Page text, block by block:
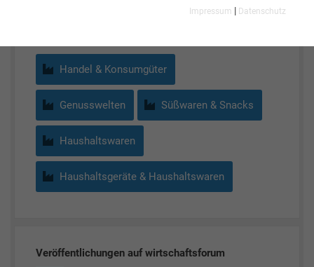
Handel & Konsumgüter
Genusswelten Süßwaren & Snacks
Haushaltswaren
Haushaltsgeräte & Haushaltswaren
Veröffentlichungen auf wirtschaftsforum
Impressum | Datenschutz